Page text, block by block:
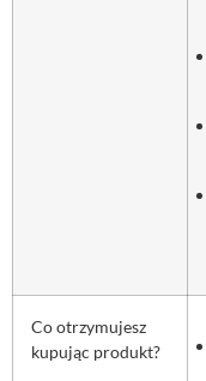
Co otrzymujesz
kupując produkt?